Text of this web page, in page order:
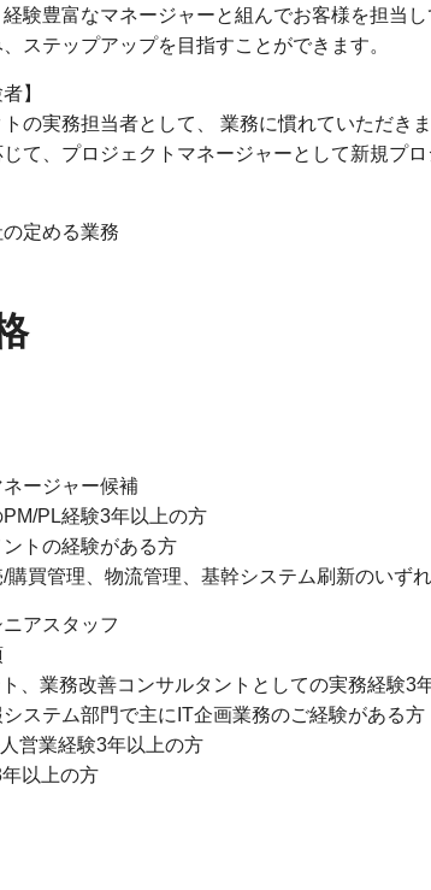
験豊富なマネージャーと組んでお客様を担当
ステップアップを目指すことができます。
】
の実務担当者として、 業務に慣れていただきま
て、プロジェクトマネージャーとして新規プ
定める業務
ージャー候補
PM/PL経験3年以上の方
ントの経験がある方
/購買管理、物流管理、基幹システム刷新のいず
アスタッフ
ト、業務改善コンサルタントとしての実務経験3
システム部門で主にIT企画業務のご経験がある方
営業経験3年以上の方
年以上の方